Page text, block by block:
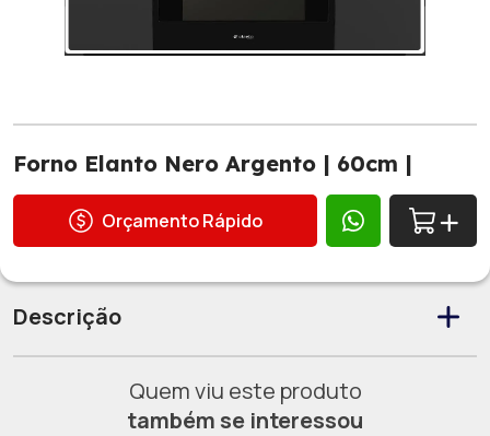
Forno Elanto Nero Argento | 60cm |
Orçamento Rápido
Descrição
Quem viu este produto
também se interessou